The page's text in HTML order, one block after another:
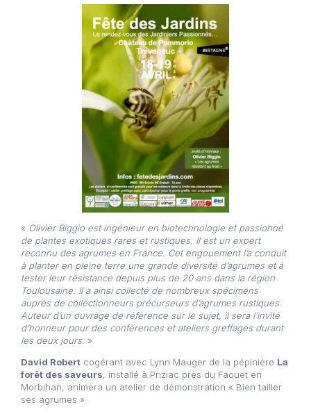
« Olivier Biggio est ingénieur en biotechnologie et passionné
de plantes exotiques rares et rustiques. Il est un expert
reconnu des agrumes en France. Cet engouement l’a conduit
à planter en pleine terre une grande diversité d’agrumes et à
tester leur résistance depuis plus de 20 ans dans la région
Toulousaine. Il a ainsi collecté de nombreux spécimens
auprès de collectionneurs précurseurs d’agrumes rustiques.
Auteur d’un ouvrage de référence sur le sujet, il sera l’invité
d’honneur pour des conférences et ateliers greffages durant
les deux jours. »
David Robert cogérant avec Lynn Mauger de la pépinière La
forêt des saveurs , installé à Priziac près du Faouet en
Morbihan, animera un atelier de démonstration « Bien tailler
ses agrumes »